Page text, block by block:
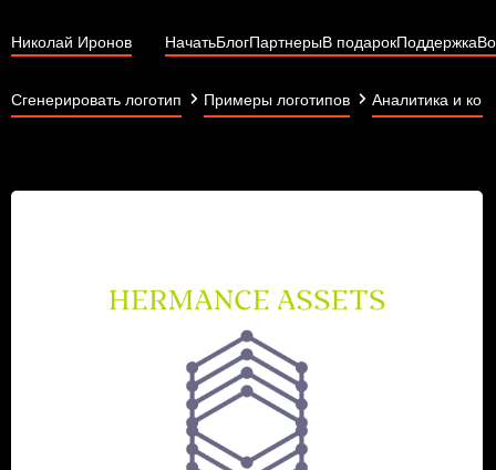
Николай Иронов НачатьБлогПартнерыВ подарокПоддержка
Сгенерировать логотип Примеры логотипов Аналитика и